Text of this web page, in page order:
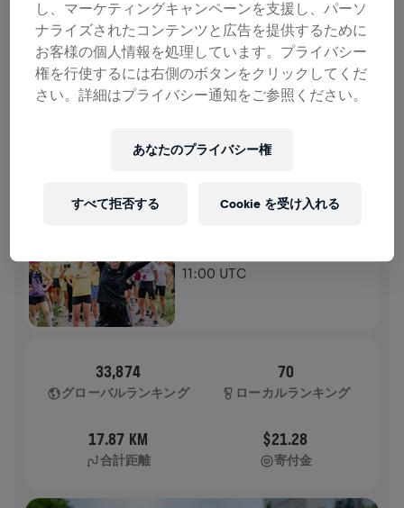
寄付 寄付
寄付で世界を変えましょう！ 寄付金の全額が脊髄損
傷の治療法研究へ送られます。
ランの記録
WINGS FOR LIFE WORLD RUN 2025
アプリラン
11:00 UTC
33,874
グローバルランキング
70
ローカルランキング
17.87 KM
合計距離
$21.28
寄付金
し、マーケティングキャンペーンを支援し、パーソ
ナライズされたコンテンツと広告を提供するために
お客様の個人情報を処理しています。プライバシー
権を行使するには右側のボタンをクリックしてくだ
さい。詳細はプライバシー通知をご参照ください。
あなたのプライバシー権
すべて拒否する Cookie を受け入れる